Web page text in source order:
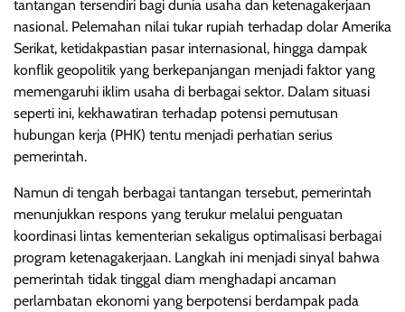
tantangan tersendiri bagi dunia usaha dan ketenagakerjaan
nasional. Pelemahan nilai tukar rupiah terhadap dolar Amerika
Serikat, ketidakpastian pasar internasional, hingga dampak
konflik geopolitik yang berkepanjangan menjadi faktor yang
memengaruhi iklim usaha di berbagai sektor. Dalam situasi
seperti ini, kekhawatiran terhadap potensi pemutusan
hubungan kerja (PHK) tentu menjadi perhatian serius
pemerintah.
Namun di tengah berbagai tantangan tersebut, pemerintah
menunjukkan respons yang terukur melalui penguatan
koordinasi lintas kementerian sekaligus optimalisasi berbagai
program ketenagakerjaan. Langkah ini menjadi sinyal bahwa
pemerintah tidak tinggal diam menghadapi ancaman
perlambatan ekonomi yang berpotensi berdampak pada